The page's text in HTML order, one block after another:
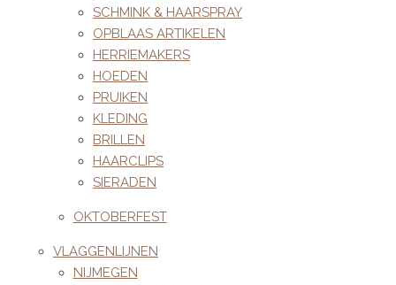
SCHMINK & HAARSPRAY
OPBLAAS ARTIKELEN
HERRIEMAKERS
HOEDEN
PRUIKEN
KLEDING
BRILLEN
HAARCLIPS
SIERADEN
OKTOBERFEST
VLAGGENLIJNEN
NIJMEGEN